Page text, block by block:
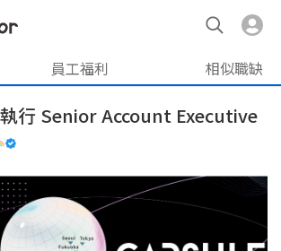
員工福利 相似職缺
行 Senior Account Executive